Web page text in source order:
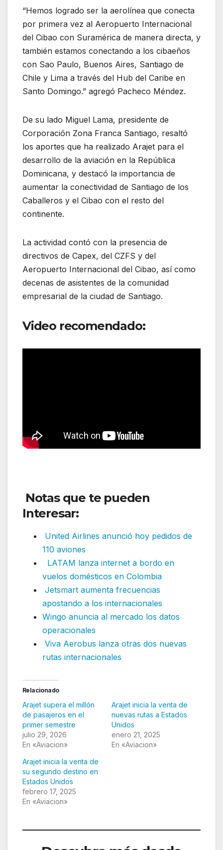
“Hemos logrado ser la aerolínea que conecta
por primera vez al Aeropuerto Internacional
del Cibao con Suramérica de manera directa, y
también estamos conectando a los cibaeños
con Sao Paulo, Buenos Aires, Santiago de
Chile y Lima a través del Hub del Caribe en
Santo Domingo.” agregó Pacheco Méndez.
De su lado Miguel Lama, presidente de
Corporación Zona Franca Santiago, resaltó
los aportes que ha realizado Arajet para el
desarrollo de la aviación en la República
Dominicana, y destacó la importancia de
aumentar la conectividad de Santiago de los
Caballeros y el Cibao con el resto del
continente.
La actividad contó con la presencia de
directivos de Capex, del CZFS y del
Aeropuerto Internacional del Cibao, así como
decenas de asistentes de la comunidad
empresarial de la ciudad de Santiago.
Video recomendado:
Notas que te pueden
Interesar:
United Airlines anunció hoy pedidos de
110 aviones
LATAM lanza internet a bordo en
vuelos domésticos en Colombia
Jetsmart aumenta frecuencias
apostando a los internacionales
Wingo anuncia al mercado los datos
operacionales
Viva Aerobus lanza otras dos nuevas
rutas internacionales
Relacionado
Arajet supera el millón
de pasajeros en el
primer semestre
julio 29, 2026
En «Aviacion»
Arajet inicia la venta de
nuevas rutas a Estados
Unidos
enero 21, 2025
En «Aviacion»
Arajet inicia la venta de
su segundo destino en
Estados Unidos
febrero 17, 2025
En «Aviacion»